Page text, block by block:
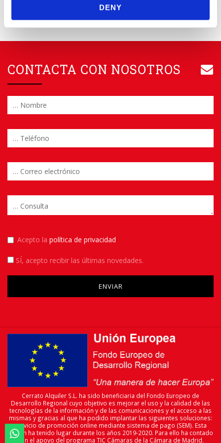
DENY

CONTACTA CON NOSOTROS
Acepto la política de privacidad
SÍ, acepto recibir las últimas novedades.
Please leave this field empty.
Cerrato Alquiler S.L. ha sido beneficiaria del Fondo Europeo de
Desarrollo Regional cuyo objetivo es mejorar el uso y la calidad de las
tecnologías de la información y de las comunicaciones y el acceso a las
mismas y gracias al que ha podido implantar las siguientes soluciones:
servicio de promoción online mediante sistema de pago (SEM). Esta
acción ha tenido lugar durante los años 2019-2020. Para ello ha contado
con el apoyo del programa TIC Cámaras de la Cámara de Madrid.